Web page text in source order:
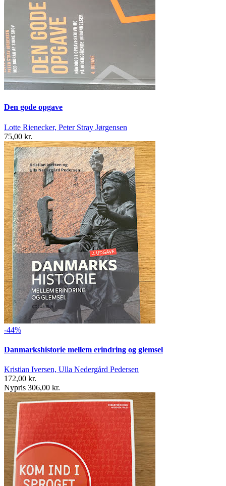
Den gode opgave
Lotte Rienecker, Peter Stray Jørgensen
75,00 kr.
-44%
Danmarkshistorie mellem erindring og glemsel
Kristian Iversen, Ulla Nedergård Pedersen
172,00 kr.
Nypris 306,00 kr.